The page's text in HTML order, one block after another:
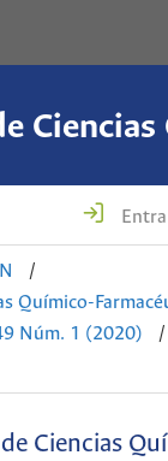
/
Químico-
Núm. 1 (2020)
/
Ciencias